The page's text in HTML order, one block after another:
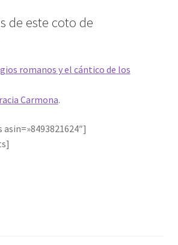
de este coto de
romanos y el cántico de los
Carmona.